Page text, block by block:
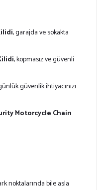
, garajda ve sokakta
, kopmasız ve güvenli
güvenlik ihtiyacınızı
Motorcycle Chain
noktalarında bile asla